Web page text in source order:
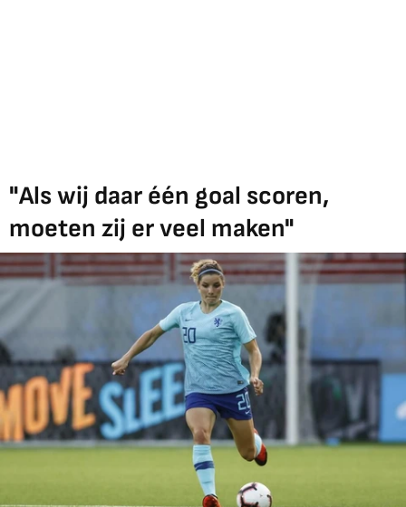
"Als wij daar één goal scoren,
moeten zij er veel maken"